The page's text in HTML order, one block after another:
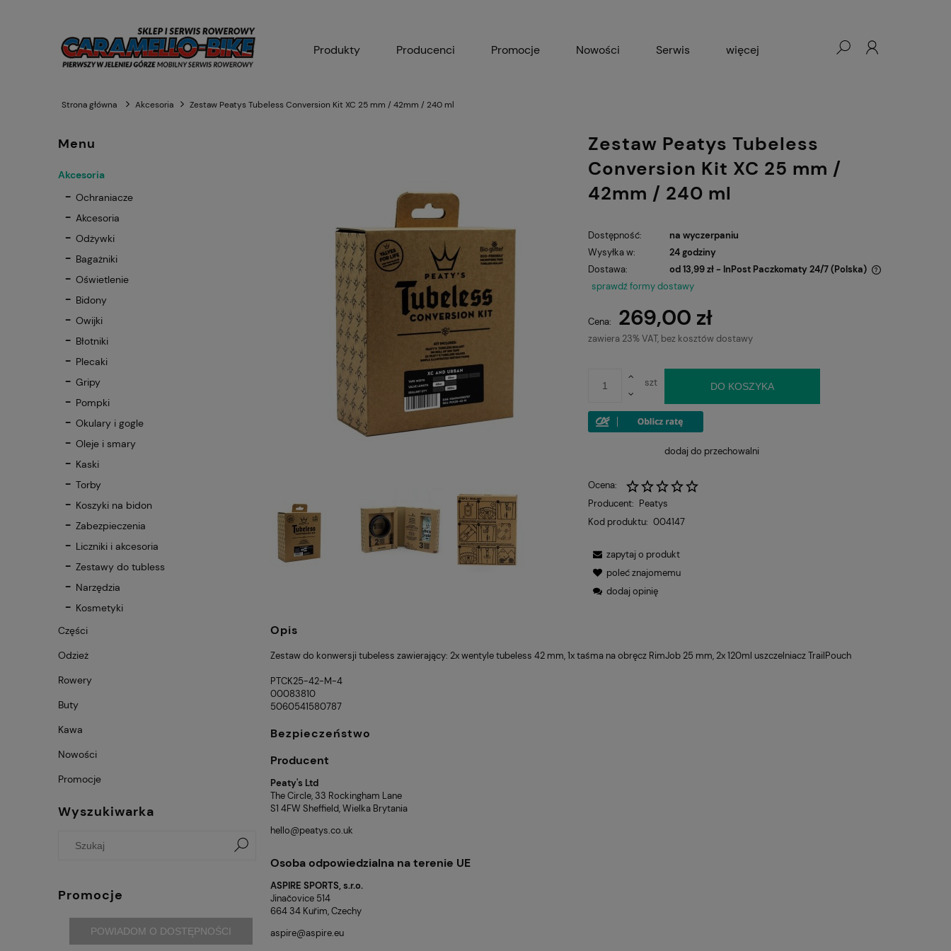
Produkty Producenci Promocje Nowości Serwis więcej
Strona główna Akcesoria Zestaw Peatys Tubeless Conversion Kit XC 25 mm / 42mm / 240 ml
Menu
Akcesoria
Ochraniacze
Akcesoria
Odżywki
Bagażniki
Oświetlenie
Bidony
Owijki
Błotniki
Plecaki
Gripy
Pompki
Okulary i gogle
Oleje i smary
Kaski
Torby
Koszyki na bidon
Zabezpieczenia
Liczniki i akcesoria
Zestawy do tubless
Narzędzia
Kosmetyki
Części
Odzież
Rowery
Buty
Kawa
Nowości
Promocje
Wyszukiwarka
Promocje
POWIADOM O DOSTĘPNOŚCI
Zestaw Peatys Tubeless
Conversion Kit XC 25 mm /
42mm / 240 ml
Dostępność:
na wyczerpaniu
Wysyłka w:
24 godziny
Dostawa:
od 13,99 zł - InPost Paczkomaty 24/7 (Polska)
płatności
sprawdź formy dostawy
Cena: 269,00 zł
zawiera 23% VAT, bez kosztów dostawy
szt DO KOSZYKA
dodaj do przechowalni
Ocena:
Producent: Peatys
Kod produktu: 004147
zapytaj o produkt
poleć znajomemu
dodaj opinię
Opis
Zestaw do konwersji tubeless zawierający: 2x wentyle tubeless 42 mm, 1x taśma na obręcz RimJob 25 mm, 2x 120ml uszczelniacz TrailPouch
PTCK25-42-M-4
00083810
5060541580787
Bezpieczeństwo
Producent
Peaty's Ltd
The Circle, 33 Rockingham Lane
S1 4FW Sheffield, Wielka Brytania
hello@peatys.co.uk
Osoba odpowiedzialna na terenie UE
ASPIRE SPORTS, s.r.o.
Jinačovice 514
664 34 Kuřim, Czechy
aspire@aspire.eu